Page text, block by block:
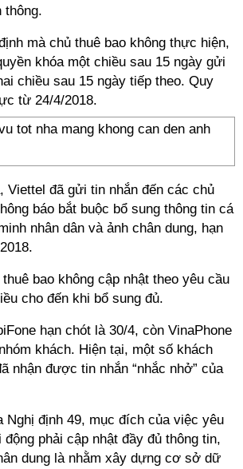
thông.
mà chủ thuê bao không thực hiện,
khóa một chiều sau 15 ngày gửi
chiều sau 15 ngày tiếp theo. Quy
từ 24/4/2018.
Viettel đã gửi tin nhắn đến các chủ
báo bắt buộc bổ sung thông tin cá
nhân dân và ảnh chân dung, hạn
bao không cập nhật theo yêu cầu
cho đến khi bổ sung đủ.
hạn chót là 30/4, còn VinaPhone
khách. Hiện tại, một số khách
nhận được tin nhắn “nhắc nhở” của
Nghị định 49, mục đích của việc yêu
phải cập nhật đầy đủ thông tin,
dung là nhằm xây dựng cơ sở dữ